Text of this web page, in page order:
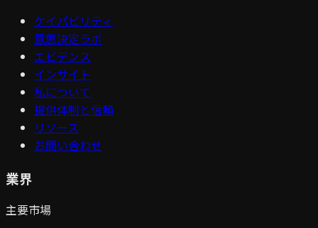
ケイパビリティ
意思決定ラボ
エビデンス
インサイト
私について
提供体制と信頼
リソース
お問い合わせ
業界
主要市場